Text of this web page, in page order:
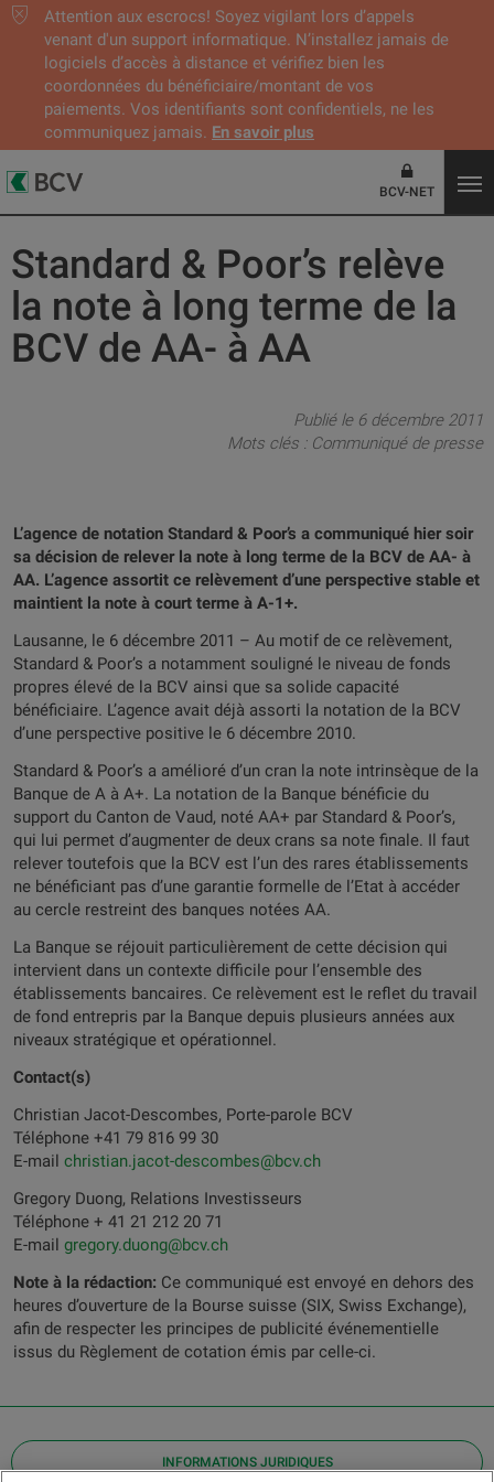
Attention aux escrocs! Soyez vigilant lors d’appels
venant d'un support informatique. N’installez jamais de
logiciels d’accès à distance et vérifiez bien les
coordonnées du bénéficiaire/montant de vos
paiements. Vos identifiants sont confidentiels, ne les
communiquez jamais. En savoir plus
BCV-NET
Standard & Poor’s relève
la note à long terme de la
BCV de AA- à AA
Publié le 6 décembre 2011
Mots clés : Communiqué de presse
L’agence de notation Standard & Poor’s a communiqué hier soir
sa décision de relever la note à long terme de la BCV de AA- à
AA. L’agence assortit ce relèvement d’une perspective stable et
maintient la note à court terme à A-1+.
Lausanne, le 6 décembre 2011 – Au motif de ce relèvement,
Standard & Poor’s a notamment souligné le niveau de fonds
propres élevé de la BCV ainsi que sa solide capacité
bénéficiaire. L’agence avait déjà assorti la notation de la BCV
d’une perspective positive le 6 décembre 2010.
Standard & Poor’s a amélioré d’un cran la note intrinsèque de la
Banque de A à A+. La notation de la Banque bénéficie du
support du Canton de Vaud, noté AA+ par Standard & Poor’s,
qui lui permet d’augmenter de deux crans sa note finale. Il faut
relever toutefois que la BCV est l’un des rares établissements
ne bénéficiant pas d’une garantie formelle de l’Etat à accéder
au cercle restreint des banques notées AA.
La Banque se réjouit particulièrement de cette décision qui
intervient dans un contexte difficile pour l’ensemble des
établissements bancaires. Ce relèvement est le reflet du travail
de fond entrepris par la Banque depuis plusieurs années aux
niveaux stratégique et opérationnel.
Contact(s)
Christian Jacot-Descombes, Porte-parole BCV
Téléphone +41 79 816 99 30
E-mail christian.jacot-descombes@bcv.ch
Gregory Duong, Relations Investisseurs
Téléphone + 41 21 212 20 71
E-mail gregory.duong@bcv.ch
Note à la rédaction: Ce communiqué est envoyé en dehors des
heures d’ouverture de la Bourse suisse (SIX, Swiss Exchange),
afin de respecter les principes de publicité événementielle
issus du Règlement de cotation émis par celle-ci.
INFORMATIONS JURIDIQUES